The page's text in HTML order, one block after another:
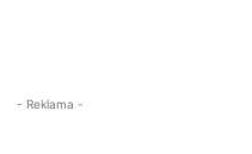
- Reklama -